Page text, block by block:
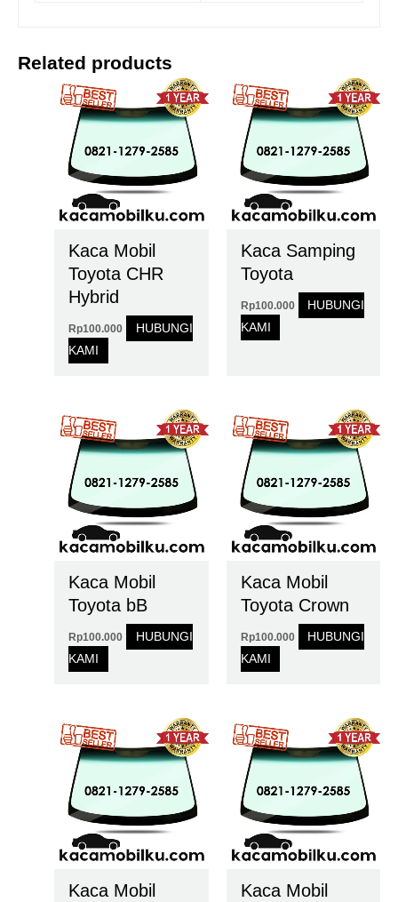
Related products
Kaca Mobil
Toyota CHR
Hybrid
Rp100.000
HUBUNGI
KAMI
Kaca Samping
Toyota
Rp100.000
HUBUNGI
KAMI
Kaca Mobil
Toyota bB
Rp100.000
HUBUNGI
KAMI
Kaca Mobil
Toyota Crown
Rp100.000
HUBUNGI
KAMI
Kaca Mobil
Kaca Mobil